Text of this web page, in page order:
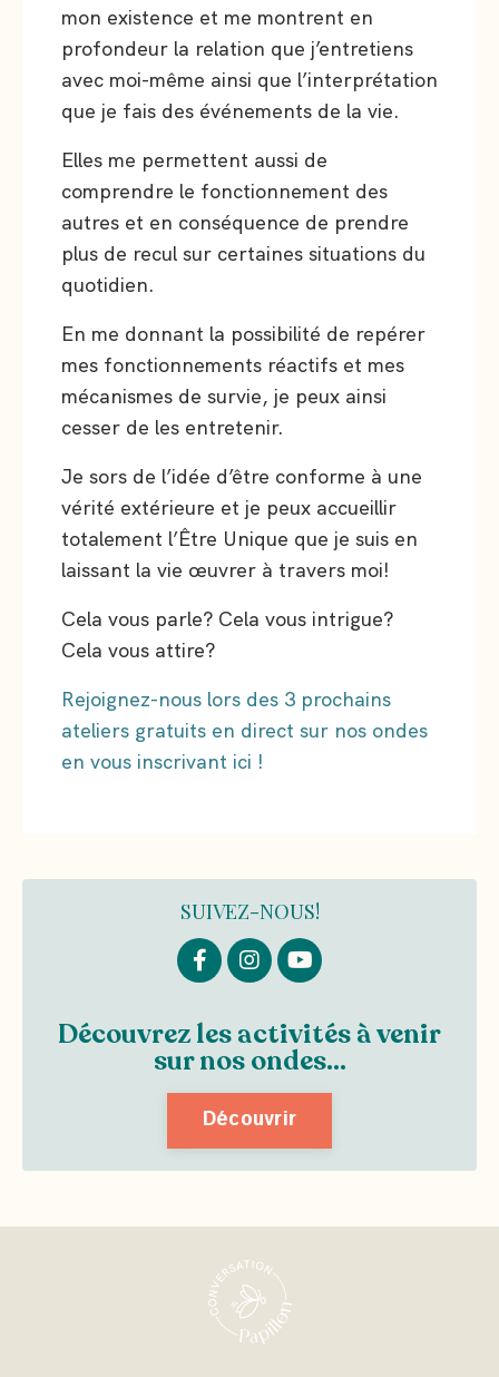
mon existence et me montrent en
profondeur la relation que j’entretiens
avec moi-même ainsi que l’interprétation
que je fais des événements de la vie.
Elles me permettent aussi de
comprendre le fonctionnement des
autres et en conséquence de prendre
plus de recul sur certaines situations du
quotidien.
En me donnant la possibilité de repérer
mes fonctionnements réactifs et mes
mécanismes de survie, je peux ainsi
cesser de les entretenir.
Je sors de l’idée d’être conforme à une
vérité extérieure et je peux accueillir
totalement l’Être Unique que je suis en
laissant la vie œuvrer à travers moi!
Cela vous parle? Cela vous intrigue?
Cela vous attire?
Rejoignez-nous lors des 3 prochains
ateliers gratuits en direct sur nos ondes
en vous inscrivant ici !
SUIVEZ-NOUS!
Découvrez les activités à venir
sur nos ondes...
Découvrir